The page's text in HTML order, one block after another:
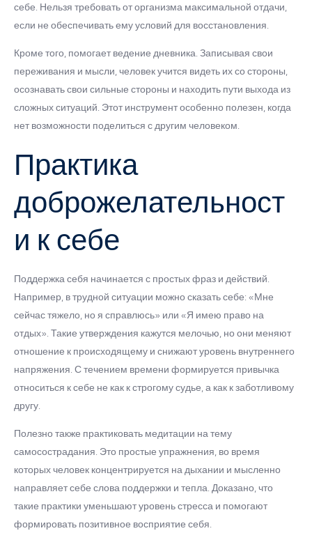
себе. Нельзя требовать от организма максимальной отдачи,
если не обеспечивать ему условий для восстановления.
Кроме того, помогает ведение дневника. Записывая свои
переживания и мысли, человек учится видеть их со стороны,
осознавать свои сильные стороны и находить пути выхода из
сложных ситуаций. Этот инструмент особенно полезен, когда
нет возможности поделиться с другим человеком.
Практика
доброжелательност
и к себе
Поддержка себя начинается с простых фраз и действий.
Например, в трудной ситуации можно сказать себе: «Мне
сейчас тяжело, но я справлюсь» или «Я имею право на
отдых». Такие утверждения кажутся мелочью, но они меняют
отношение к происходящему и снижают уровень внутреннего
напряжения. С течением времени формируется привычка
относиться к себе не как к строгому судье, а как к заботливому
другу.
Полезно также практиковать медитации на тему
самосострадания. Это простые упражнения, во время
которых человек концентрируется на дыхании и мысленно
направляет себе слова поддержки и тепла. Доказано, что
такие практики уменьшают уровень стресса и помогают
формировать позитивное восприятие себя.